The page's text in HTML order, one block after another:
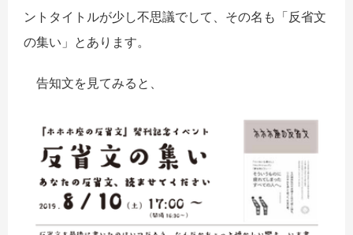
ントタイトルが少し不思議でして、その名も「反省文
の集い」とあります。
告知文を見てみると、